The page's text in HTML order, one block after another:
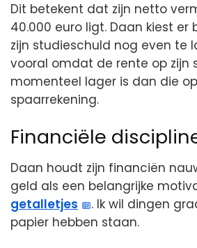
Dit betekent dat zijn netto
40.000 euro ligt. Daan kiest er
zijn studieschuld nog even te
vooral omdat de rente op zijn
momenteel lager is dan die
spaarrekening.
Financiële
Daan houdt zijn financiën
geld als een belangrijke
getalletjes
. Ik wil dingen
papier hebben staan.